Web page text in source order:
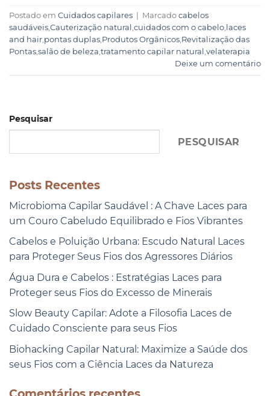
Pesquisar
PESQUISAR
Posts Recentes
Microbioma Capilar Saudável : A Chave Laces para
um Couro Cabeludo Equilibrado e Fios Vibrantes
Cabelos e Poluição Urbana: Escudo Natural Laces
para Proteger Seus Fios dos Agressores Diários
Água Dura e Cabelos : Estratégias Laces para
Proteger seus Fios do Excesso de Minerais
Slow Beauty Capilar: Adote a Filosofia Laces de
Cuidado Consciente para seus Fios
Biohacking Capilar Natural: Maximize a Saúde dos
seus Fios com a Ciência Laces da Natureza
Postado em Cuidados capilares Marcado cabelos
saudáveis,Cauterização natural ,cuidados com o cabelo, laces
and hair,pontas duplas,Produtos Orgânicos,Revitalização das
Pontas,salão de beleza,tratamento capilar natural ,velaterapia
Deixe um comentário